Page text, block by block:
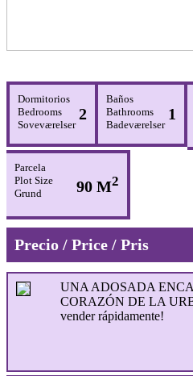
Dormitorios
Bedrooms
Soveværelser
2
Baños
Bathrooms
Badeværelser
1
Parcela
Plot Size
Grund
90 M2
Precio / Price / Pris
UNA ADOSADA
CORAZÓN DE LA
vender rápidamente!